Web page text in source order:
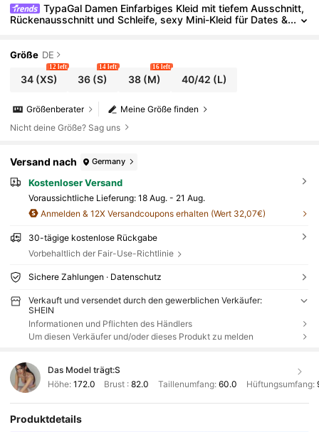
TypaGal Damen Einfarbiges Kleid mit tiefem Ausschnitt,
Rückenausschnitt und Schleife, sexy Mini-Kleid für Dates &
Größe DE
34(XS)
12 left
36 (S)
14 left
38(M)
16 left
40/42 (L)
Meine Größe finden
Größenberater
Nicht deine Größe? Sag uns
Versand nach Germany
Kostenloser Versand
Voraussichtliche Lieferung: 18 Aug. - 21 Aug.
Anmelden & 12X Versandcoupons erhalten (Wert 32,07€)
30-tägige kostenlose Rückgabe
Vorbehaltlich der Fair-Use-Richtlinie
Sichere Zahlungen · Datenschutz
Verkauft und versendet durch den gewerblichen Verkäufer:
SHEIN
Informationen und Pflichten des Händlers
Um diesen Verkäufer und/oder dieses Produkt zu melden
Das Model trägt:S
Höhe: 172.0 Brust :82.0 Taillenumfang: 60.0 Hüftungsumfang:
Produktdetails